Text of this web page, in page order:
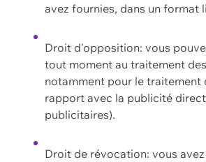
avez fournies, dans un format
Droit d'opposition: vous
tout moment au traitement
notamment pour le traitement
rapport avec la publicité
publicitaires).
Droit de révocation: vous